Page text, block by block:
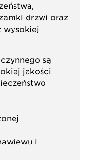
drzwi oraz
wysokiej
są
jakości
i